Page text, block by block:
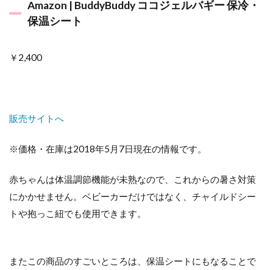
Amazon | BuddyBuddy ココジェルバギー 保冷・
保温シート
￥2,400
販売サイトへ
※価格・在庫は2018年5月7日現在の情報です。
赤ちゃんは体温調節機能が未熟なので、これからの暑さ対策
にかかせません。ベビーカーだけではなく、チャイルドシー
トや抱っこ紐でも使用できます。
またこの商品のすごいところは、保温シートにもなることで